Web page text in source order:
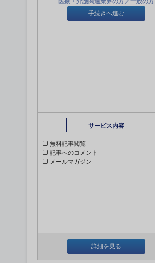
手続きへ進む
サービス内容
無料記事閲覧
記事へのコメント
メールマガジン
詳細を見る